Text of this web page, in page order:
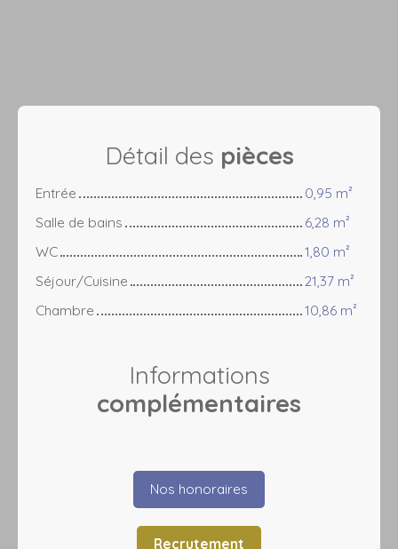
Détail des pièces
Entrée
0,95 m²
Salle de bains
6,28 m²
WC
1,80 m²
Séjour/Cuisine
21,37 m²
Chambre
10,86 m²
Informations
complémentaires
Nos honoraires
Recrutement